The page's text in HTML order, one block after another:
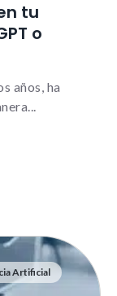
tu
o
años, ha
Artificial
|